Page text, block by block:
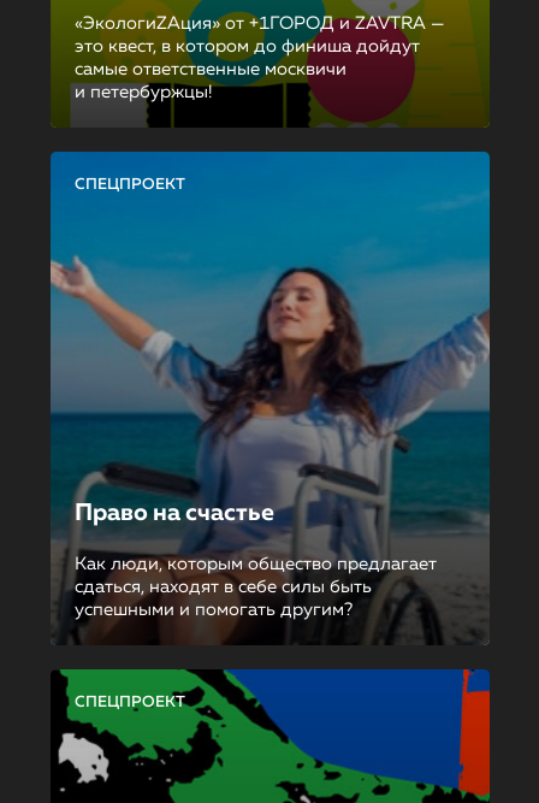
«ЭкологиZAция» от +1ГОРОД и ZAVTRA —
это квест, в котором до финиша дойдут
самые ответственные москвичи
и петербуржцы!
СПЕЦПРОЕКТ
Право на счастье
Как люди, которым общество предлагает
сдаться, находят в себе силы быть
успешными и помогать другим?
СПЕЦПРОЕКТ